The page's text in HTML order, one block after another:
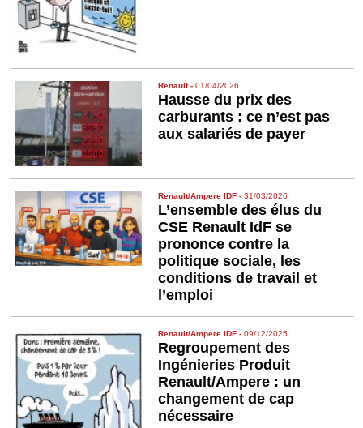
Renault-01/04/2026
Hausse du prix des
carburants : ce n’est pas
aux salariés de payer
Renault/Ampere IDF -31/03/2026
L’ensemble des élus du
CSE Renault IdF se
prononce contre la
politique sociale, les
conditions de travail et
l’emploi
Renault/Ampere IDF -09/12/2025
Regroupement des
Ingénieries Produit
Renault/Ampere : un
changement de cap
nécessaire